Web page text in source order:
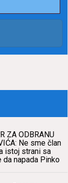
ZA ODBRANU
Ne sme člаn
istoj strаni sа
nаpаdа Pinko